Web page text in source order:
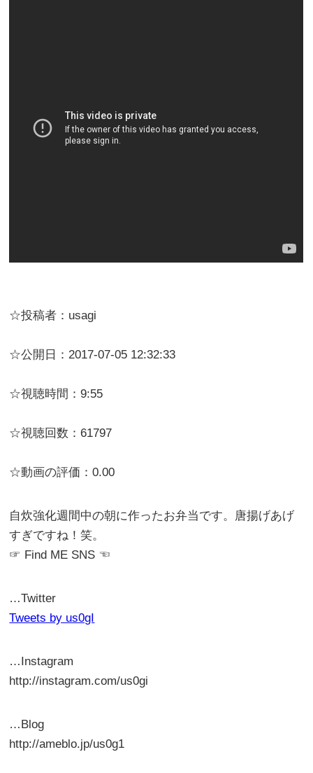
☆投稿者：usagi
☆公開日：2017-07-05 12:32:33
☆視聴時間：9:55
☆視聴回数：61797
☆動画の評価：0.00
自炊強化週間中の朝に作ったお弁当です。唐揚げあげ
すぎですね！笑。
☞ Find ME SNS ☜
…Twitter
Tweets by us0gI
…Instagram
http://instagram.com/us0gi
…Blog
http://ameblo.jp/us0g1